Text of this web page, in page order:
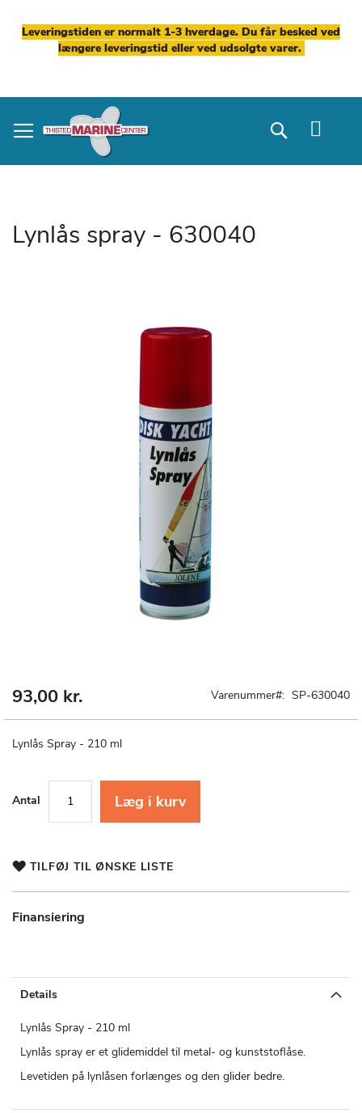
Leveringstiden er normalt 1-3 hverdage. Du får besked ved
længere leveringstid eller ved udsolgte varer.
to
Content
Search
Lynlås spray - 630040
93,00 kr. Varenummer SP-630040
Lynlås Spray - 210 ml
Antal Læg i kurv
TILFØJ TIL ØNSKE LISTE
Finansiering
Gå
af
Details
Lynlås Spray - 210 ml
Lynlås spray er et glidemiddel til metal- og kunststoflåse.
Levetiden på lynlåsen forlænges og den glider bedre.